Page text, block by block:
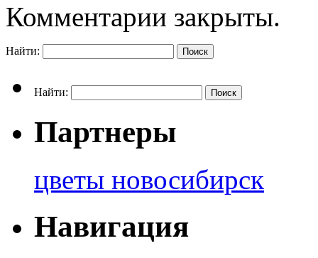
Комментарии закрыты.
Найти:
Найти:
Партнеры
цветы новосибирск
Навигация